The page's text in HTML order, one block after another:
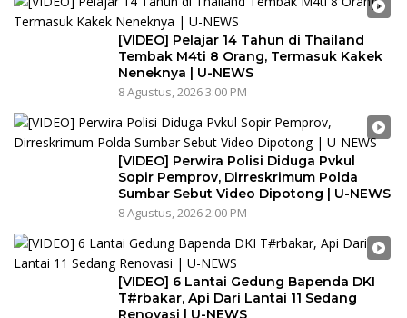
[VIDEO] Pelajar 14 Tahun di Thailand
Tembak M4ti 8 Orang, Termasuk Kakek
Neneknya | U-NEWS
8 Agustus, 2026 3:00 PM
[VIDEO] Perwira Polisi Diduga Pvkul
Sopir Pemprov, Dirreskrimum Polda
Sumbar Sebut Video Dipotong | U-NEWS
8 Agustus, 2026 2:00 PM
[VIDEO] 6 Lantai Gedung Bapenda DKI
T#rbakar, Api Dari Lantai 11 Sedang
Renovasi | U-NEWS